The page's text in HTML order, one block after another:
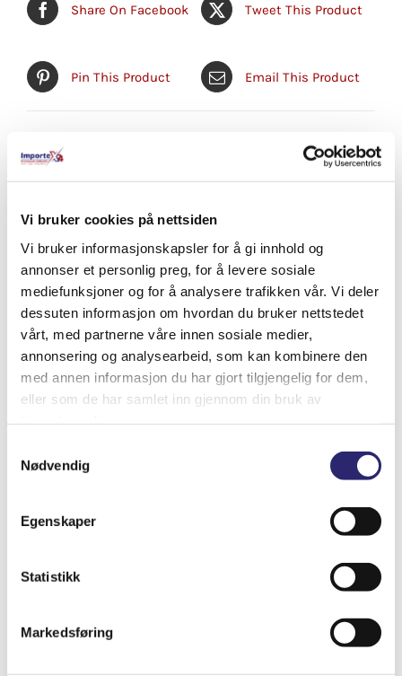
Vi bruker cookies på nettsiden
Vi bruker informasjonskapsler for å gi innhold og
annonser et personlig preg, for å levere sosiale
mediefunksjoner og for å analysere trafikken vår. Vi deler
dessuten informasjon om hvordan du bruker nettstedet
vårt, med partnerne våre innen sosiale medier,
annonsering og analysearbeid, som kan kombinere den
med annen informasjon du har gjort tilgjengelig for dem,
eller som de har samlet inn gjennom din bruk av
Nødvendig
Egenskaper
Statistikk
Markedsføring
Share On Facebook Tweet This Product
Pin This Product Email This Product
Relaterte produkter
STARTER 10T 2,8KW BEDFORD
Detaljer